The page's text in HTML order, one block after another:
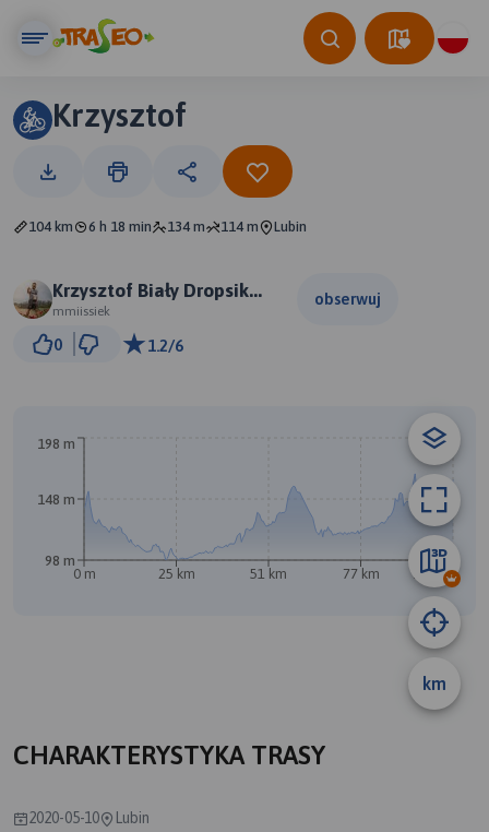
Krzysztof
104 km 6 h 18 min 134 m 114 m Lubin
Krzysztof Biały Dropsik
Jaśkiewicz
mmiissiek
obserwuj
0 1.2/6
km
0 m 25 km 51 km 77 km 103 km
98 m
148 m
198 m
CHARAKTERYSTYKA TRASY
2020-05-10 Lubin